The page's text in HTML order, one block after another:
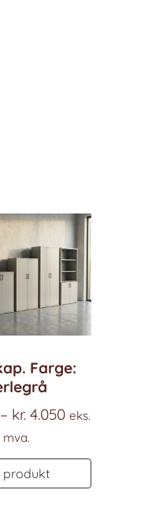
Farge:
– kr. 4.050Prisområde:
til
eks.
mva.
produkt
Dette
produktet